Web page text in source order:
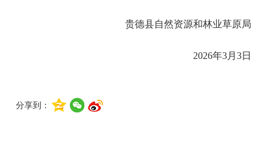
贵德县自然资源和林业草原局
2026年3月3日
分享到：